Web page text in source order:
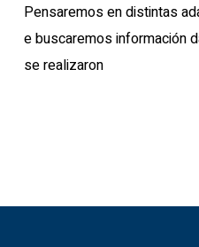
Pensaremos en distintas
e buscaremos información
se realizaron